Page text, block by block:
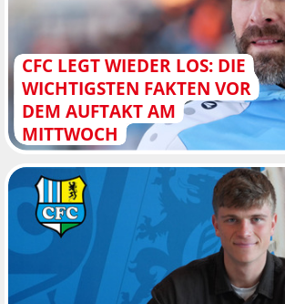
CFC LEGT WIEDER LOS: DIE
WICHTIGSTEN FAKTEN VOR
DEM AUFTAKT AM
MITTWOCH